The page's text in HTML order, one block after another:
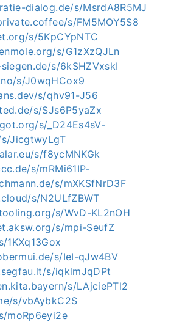
dialog.de/s/MsrdA8R5MJ
s/FM5MOY5S8
s/5KpCYpNTC
s/G1zXzQJLn
s/6kSHZVxskI
s/J0wqHCox9
s/qhv91-J56
s/SJs6P5yaZx
s/_D24Es4sV-
JicgtwyLgT
s/f8ycMNKGk
s/mRMi61IP-
s/mXKSfNrD3F
s/N2ULfZBWT
s/WvD-KL2nOH
s/mpi-SeufZ
s/IeI-qJw4BV
s/iqklmJqDPt
s/LAjciePTl2
s/vbAybkC2S
moRp6eyi2e